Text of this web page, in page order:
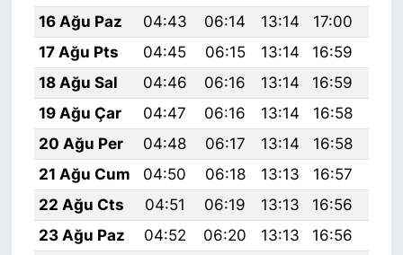
16 Ağu Paz
04:43 06:14 13:14 17:00
17 Ağu Pts
04:45 06:15 13:14 16:59
18 Ağu Sal
04:46 06:16 13:14 16:59
19 Ağu Çar
04:47 06:16 13:14 16:58
20 Ağu Per
04:48 06:17 13:14 16:58
21 Ağu Cum
04:50 06:18 13:13 16:57
22 Ağu Cts
04:51 06:19 13:13 16:56
23 Ağu Paz
04:52 06:20 13:13 16:56